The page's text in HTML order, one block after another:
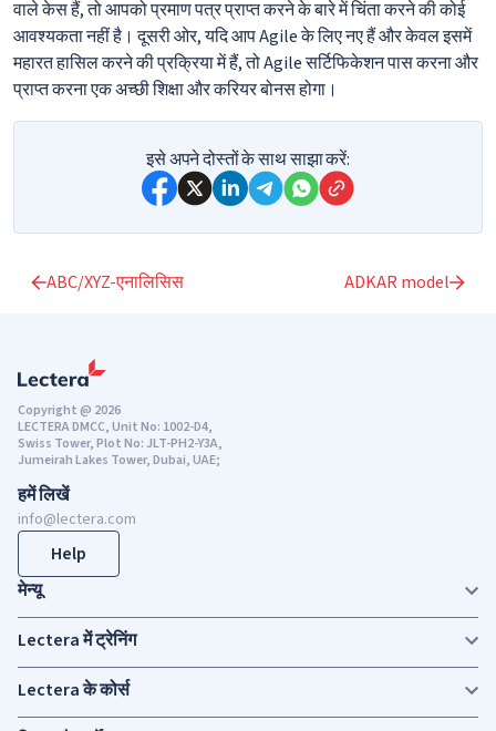
वाले केस हैं, तो आपको प्रमाण पत्र प्राप्त करने के बारे में चिंता करने की कोई
आवश्यकता नहीं है। दूसरी ओर, यदि आप Agile के लिए नए हैं और केवल इसमें
महारत हासिल करने की प्रक्रिया में हैं, तो Agile सर्टिफिकेशन पास करना और
प्राप्त करना एक अच्छी शिक्षा और करियर बोनस होगा।
इसे अपने दोस्तों के साथ साझा करें:
ABC/XYZ-एनालिसिस ADKAR model
Copyright @ 2026
LECTERA DMCC, Unit No: 1002-D4,
Swiss Tower, Plot No: JLT-PH2-Y3A,
Jumeirah Lakes Tower, Dubai, UAE;
हमें लिखें
info@lectera.com
Help
मेन्यू
Lectera में ट्रेनिंग
Lectera के कोर्स